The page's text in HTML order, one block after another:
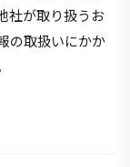
社が取り扱うお
の取扱いにかか